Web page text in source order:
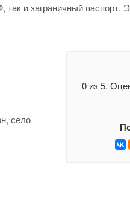
и заграничный паспорт.
село
0из5.